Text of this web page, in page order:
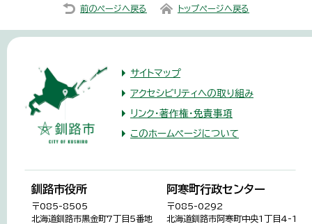
前のページへ戻る トップページへ戻る
サイトマップ
アクセシビリティへの取り組み
リンク・著作権・免責事項
このホームページについて
釧路市役所
〒085-8505
北海道釧路市黒金町7丁目5番地
阿寒町行政センター
〒085-0292
北海道釧路市阿寒町中央1丁目4-1